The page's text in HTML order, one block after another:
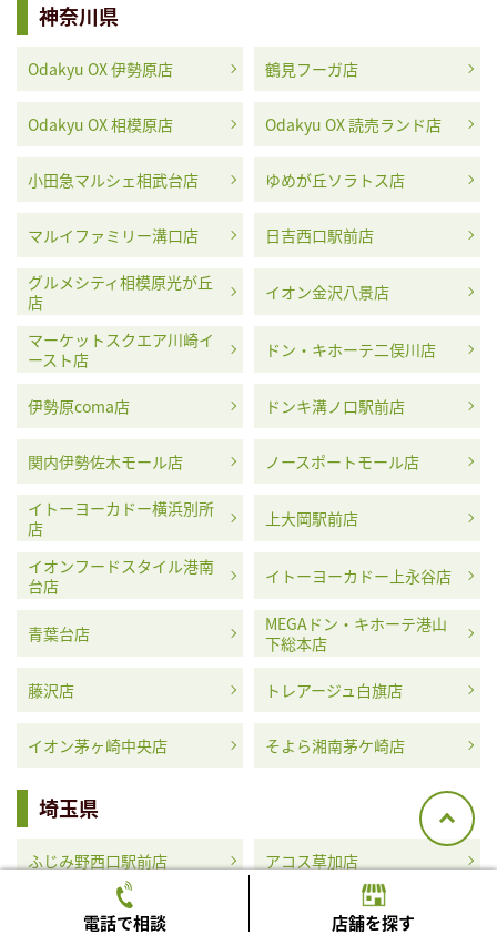
神奈川県
Odakyu OX 伊勢原店 鶴見フーガ店
Odakyu OX 相模原店 Odakyu OX 読売ランド店
小田急マルシェ相武台店 ゆめが丘ソラトス店
マルイファミリー溝口店 日吉西口駅前店
グルメシティ相模原光が丘
店
イオン金沢八景店
マーケットスクエア川崎イ
ースト店
ドン・キホーテ二俣川店
伊勢原coma店 ドンキ溝ノ口駅前店
関内伊勢佐木モール店 ノースポートモール店
イトーヨーカドー横浜別所
店
上大岡駅前店
イオンフードスタイル港南
台店
イトーヨーカドー上永谷店
青葉台店
MEGAドン・キホーテ港山
下総本店
藤沢店 トレアージュ白旗店
イオン茅ヶ崎中央店 そよら湘南茅ケ崎店
埼玉県
ふじみ野西口駅前店 アコス草加店
イオンタウン蕨店
MEGAドン・キホーテ浦和
電話で相談 店舗を探す